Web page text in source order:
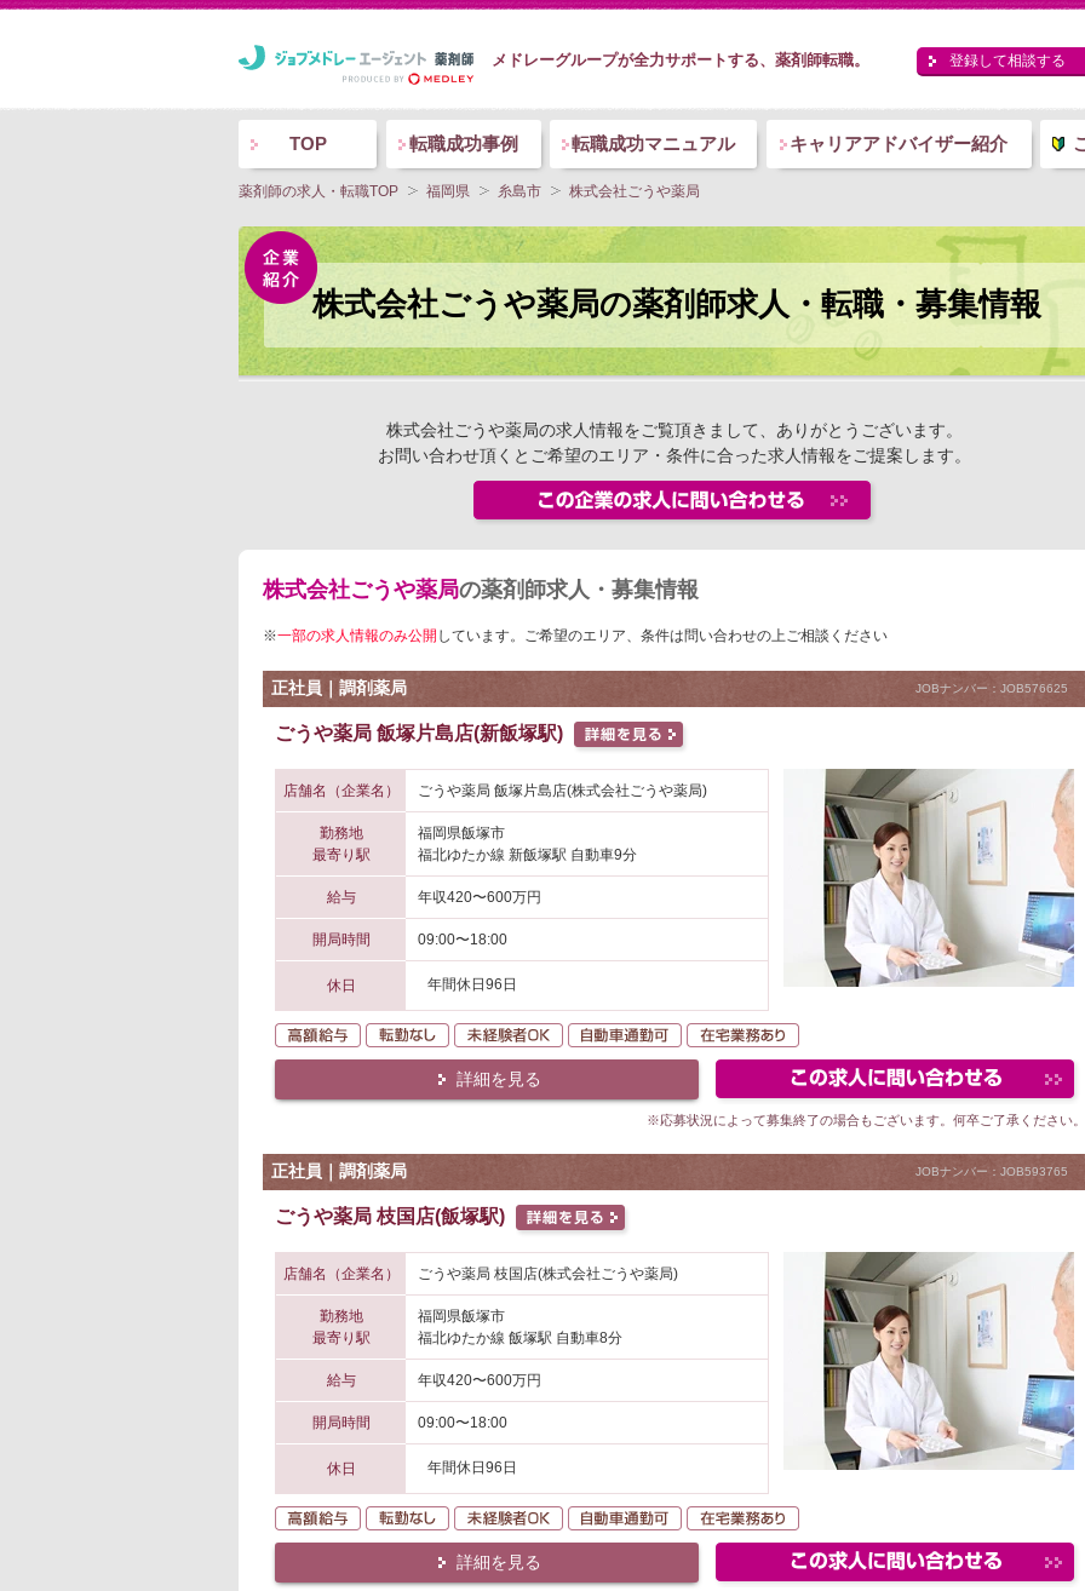
メドレーグループが全力サポートする、薬剤師転職。 登録して相談する
TOP 転職成功事例 転職成功マニュアル キャリアアドバイザー紹介
薬剤師の求人・転職TOP 福岡県 糸島市 株式会社ごうや薬局
株式会社ごうや薬局の薬剤師求人・転職・募集情報
株式会社ごうや薬局の求人情報をご覧頂きまして、ありがとうございます。
お問い合わせ頂くとご希望のエリア・条件に合った求人情報をご提案します。
株式会社ごうや薬局の薬剤師求人・募集情報
※一部の求人情報のみ公開 しています。ご希望のエリア、条件は問い合わせの上ご相談ください
正社員｜調剤薬局 JOBナンバー：JOB576625
ごうや薬局 飯塚片島店(新飯塚駅)
店舗名（企業名） ごうや薬局 飯塚片島店(株式会社ごうや薬局)
勤務地
最寄り駅
福岡県飯塚市
福北ゆたか線 新飯塚駅 自動車9分
給与 年収420〜600万円
開局時間 09:00〜18:00
休日 年間休日96日
高額給与 転勤なし 未経験者OK 自動車通勤可
詳細を見る
※応募状況によって募集終了の場合もございます。何卒ご了承ください。
正社員｜調剤薬局 JOBナンバー：JOB593765
ごうや薬局 枝国店(飯塚駅)
店舗名（企業名） ごうや薬局 枝国店(株式会社ごうや薬局)
勤務地
最寄り駅
福岡県飯塚市
福北ゆたか線 飯塚駅 自動車8分
給与 年収420〜600万円
開局時間 09:00〜18:00
休日 年間休日96日
高額給与 転勤なし 未経験者OK 自動車通勤可
詳細を見る